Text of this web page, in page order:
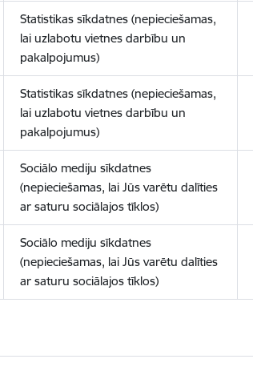
Statistikas sīkdatnes (nepieciešamas,
lai uzlabotu vietnes darbību un
pakalpojumus)
Statistikas sīkdatnes (nepieciešamas,
lai uzlabotu vietnes darbību un
pakalpojumus)
Sociālo mediju sīkdatnes
(nepieciešamas, lai Jūs varētu dalīties
ar saturu sociālajos tīklos)
Sociālo mediju sīkdatnes
(nepieciešamas, lai Jūs varētu dalīties
ar saturu sociālajos tīklos)